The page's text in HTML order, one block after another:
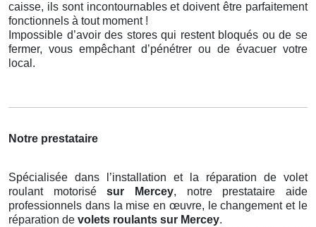
caisse, ils sont incontournables et doivent être parfaitement
fonctionnels à tout moment !
Impossible d’avoir des stores qui restent bloqués ou de se
fermer, vous empêchant d’pénétrer ou de évacuer votre
local.
Notre prestataire
Spécialisée dans l’installation et la réparation de volet
roulant motorisésur Mercey, notre prestataire aide
professionnels dans la mise en œuvre, le changement et le
réparation de volets roulants sur Mercey.